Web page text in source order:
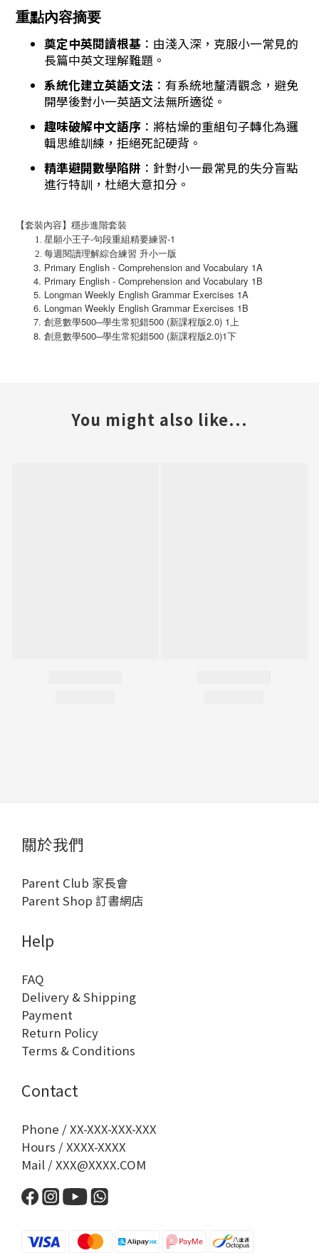
重點內容摘要
奠定中英閱讀根基 ：由淺入深，克服小一常見的
長篇中英文理解難題。
系統化建立英語文法 ：有系統地釐清觀念，避免
開學後對小一英語文法無所適從。
趣味破解中文語序 ：將枯燥的重組句子轉化為邏
輯思維訓練，拒絕死記硬背。
精準避開數學陷阱 ：針對小一最常見的失分盲點
進行特訓，杜絕大意扣分。
【套裝內容】穩步進階套裝
星願⼩王⼦-句段重組精要練習-1
每週閱讀理解綜合練習 升⼩⼀版
Primary English - Comprehension and Vocabulary 1A
Primary English - Comprehension and Vocabulary 1B
Longman Weekly English Grammar Exercises 1A
Longman Weekly English Grammar Exercises 1B
創意數學500─學生常犯錯500 (新課程版2.0) 1上
創意數學500─學生常犯錯500 (新課程版2.0)1下
You might also like...
關於我們
Parent Club 家長會
Parent Shop 訂書網店
Help
FAQ
Delivery & Shipping
Payment
Return Policy
Terms & Conditions
Contact
Phone / XX-XXX-XXX-XXX
Hours / XXXX-XXXX
Mail / XXX@XXXX.COM